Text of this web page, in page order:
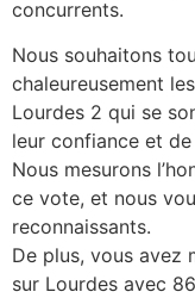
concurrents.
Nous souhaitons
chaleureusement
Lourdes 2 qui se
leur confiance et
Nous mesurons
ce vote, et nous
reconnaissants.
De plus, vous avez
sur Lourdes avec